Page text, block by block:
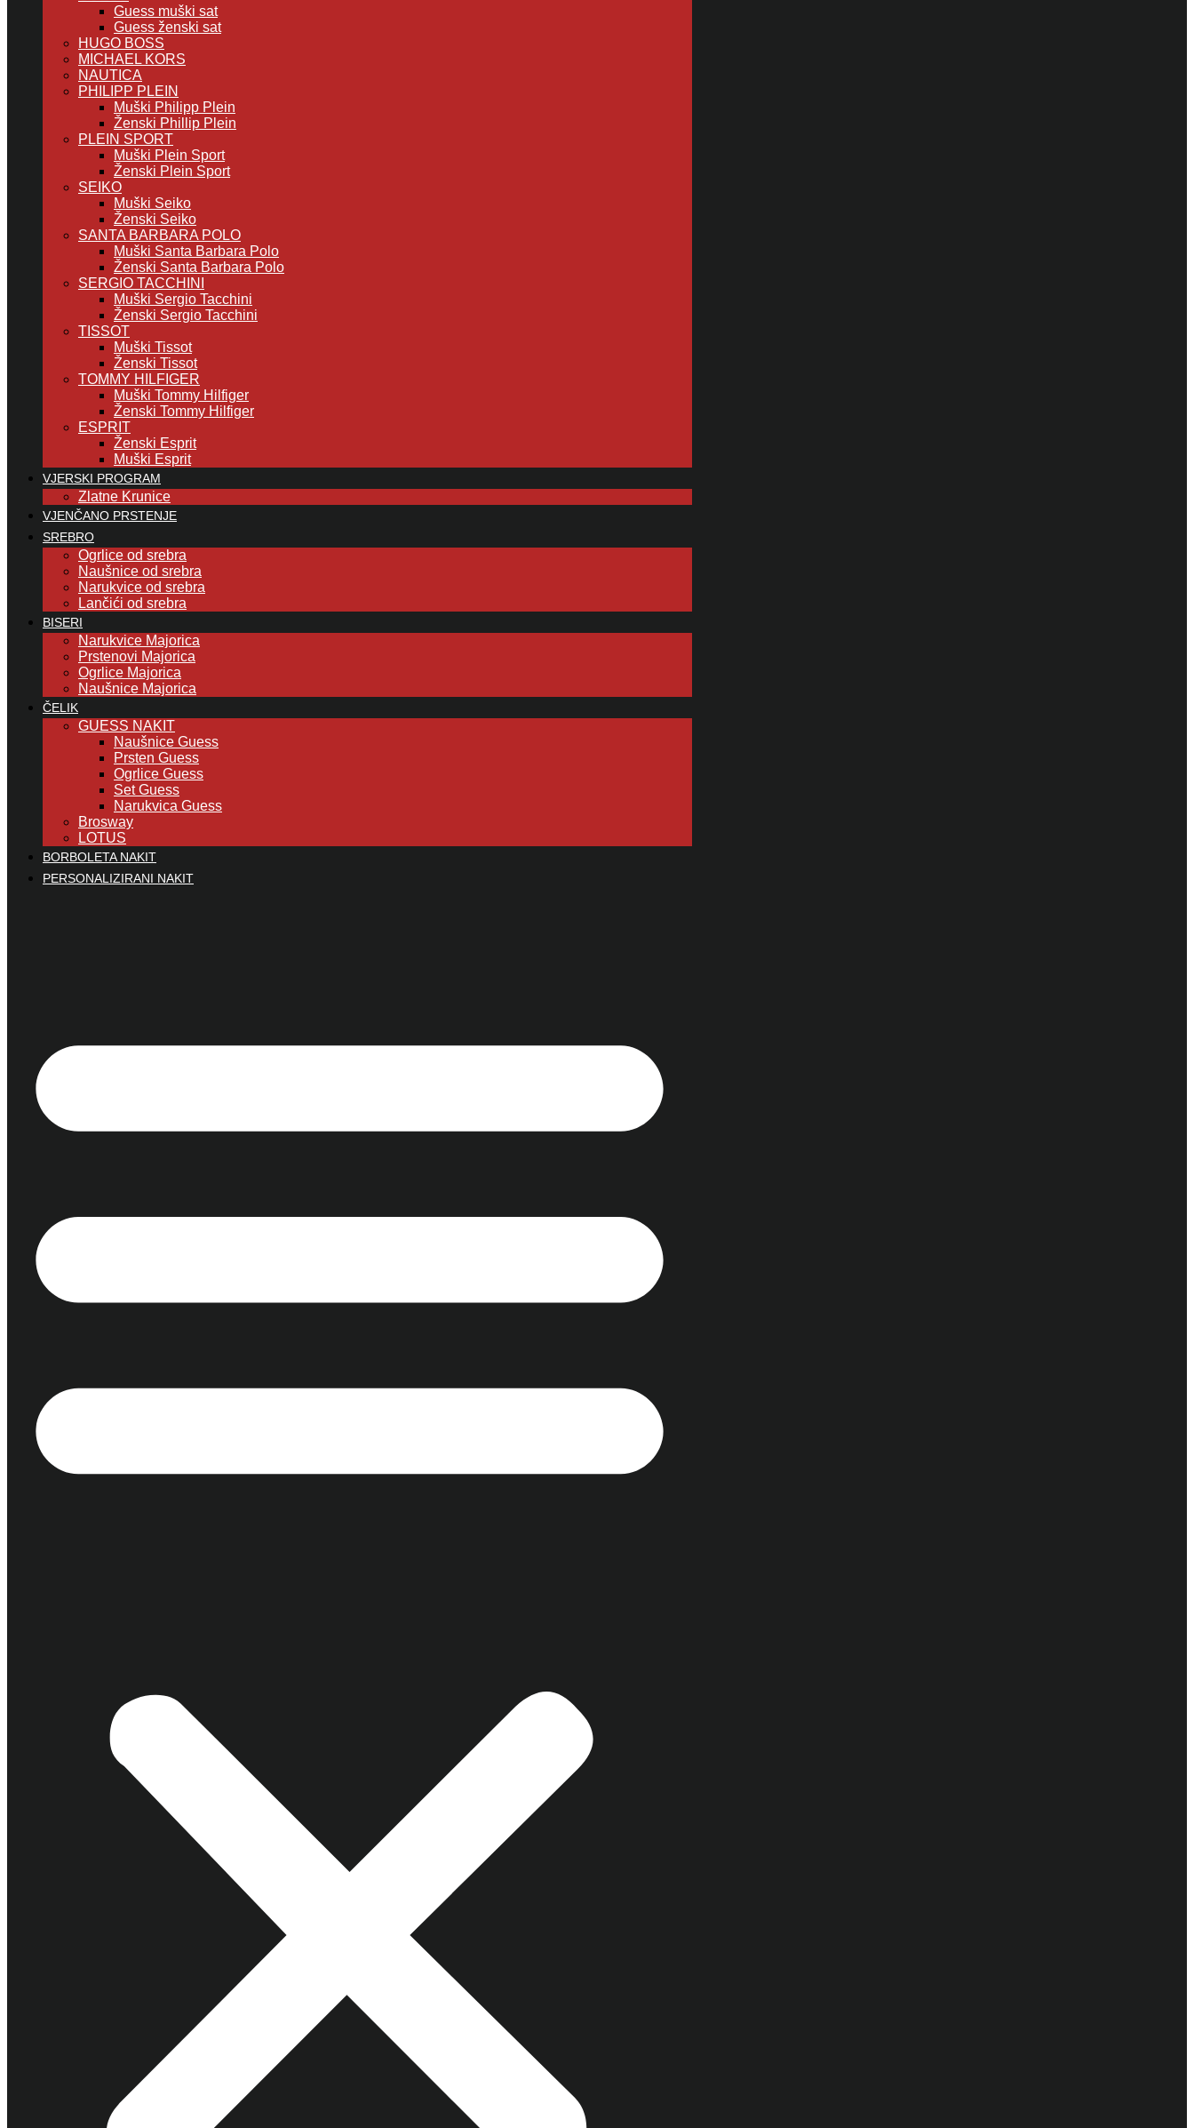
Guess muški sat
Guess ženski sat
HUGO BOSS
MICHAEL KORS
NAUTICA
PHILIPP PLEIN
Muški Philipp Plein
Ženski Phillip Plein
PLEIN SPORT
Muški Plein Sport
Ženski Plein Sport
SEIKO
Muški Seiko
Ženski Seiko
SANTA BARBARA POLO
Muški Santa Barbara Polo
Ženski Santa Barbara Polo
SERGIO TACCHINI
Muški Sergio Tacchini
Ženski Sergio Tacchini
TISSOT
Muški Tissot
Ženski Tissot
TOMMY HILFIGER
Muški Tommy Hilfiger
Ženski Tommy Hilfiger
ESPRIT
Ženski Esprit
Muški Esprit
VJERSKI PROGRAM
Zlatne Krunice
VJENČANO PRSTENJE
SREBRO
Ogrlice od srebra
Naušnice od srebra
Narukvice od srebra
Lančići od srebra
BISERI
Narukvice Majorica
Prstenovi Majorica
Ogrlice Majorica
Naušnice Majorica
ČELIK
GUESS NAKIT
Naušnice Guess
Prsten Guess
Ogrlice Guess
Set Guess
Narukvica Guess
Brosway
LOTUS
BORBOLETA NAKIT
PERSONALIZIRANI NAKIT